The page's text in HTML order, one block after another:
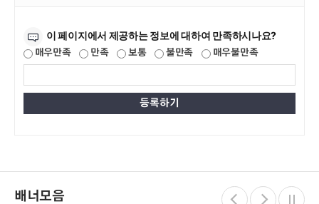
이 페이지에서 제공하는 정보에 대하여 만족하시나요?
매우만족 만족 보통 불만족 매우불만족
배너모음